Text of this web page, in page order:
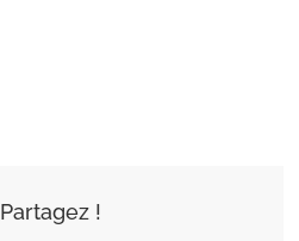
Partagez !